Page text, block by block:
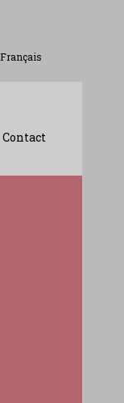
Français
Contact